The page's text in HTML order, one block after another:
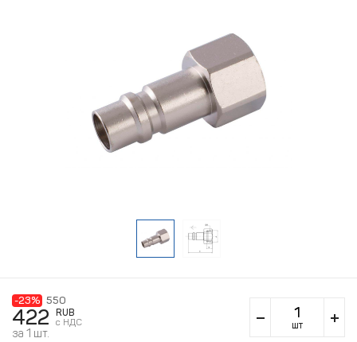
-23% 550
422
RUB
c НДС
за 1 шт.
шт